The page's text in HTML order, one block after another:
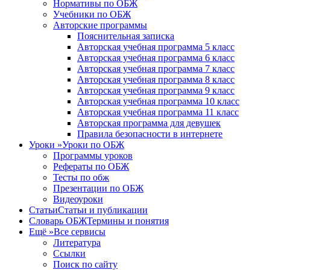
Нормативы по ОБЖ
Учебники по ОБЖ
Авторские программы
Пояснительная записка
Авторская учебная программа 5 класс
Авторская учебная программа 6 класс
Авторская учебная программа 7 класс
Авторская учебная программа 8 класс
Авторская учебная программа 9 класс
Авторская учебная программа 10 класс
Авторская учебная программа 11 класс
Авторская программа для девушек
Правила безопасности в интернете
Уроки »Уроки по ОБЖ
Программы уроков
Рефераты по ОБЖ
Тесты по обж
Презентации по ОБЖ
Видеоуроки
СтатьиСтатьи и публикации
Словарь ОБЖТермины и понятия
Ещё »Все сервисы
Литература
Ссылки
Поиск по сайту